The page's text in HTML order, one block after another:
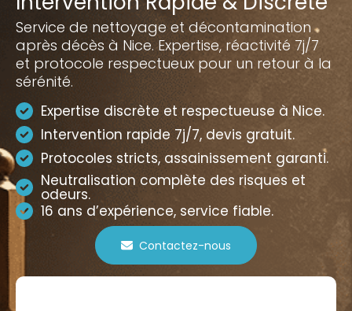
Service de nettoyage et décontamination
après décès à Nice. Expertise, réactivité 7j/7
et protocole respectueux pour un retour à la
sérénité.
Expertise discrète et respectueuse à Nice.
Intervention rapide 7j/7, devis gratuit.
Protocoles stricts, assainissement garanti.
Neutralisation complète des risques et
odeurs.
16 ans d’expérience, service fiable.
Contactez-nous